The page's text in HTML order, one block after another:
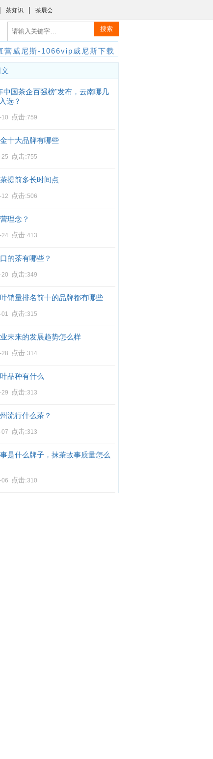
| 茶知识 | 茶展会
搜索
营威尼斯-1066vip威尼斯下载
中国茶企百强榜"发布，云南哪几
选？
10 点击:759
十大品牌有哪些
25 点击:755
提前多长时间点
12 点击:506
理念？
24 点击:413
的茶有哪些？
20 点击:349
销量排名前十的品牌都有哪些
01 点击:315
未来的发展趋势怎么样
28 点击:314
品种有什么
29 点击:313
流行什么茶？
07 点击:313
是什么牌子，抹茶故事质量怎么
06 点击:310